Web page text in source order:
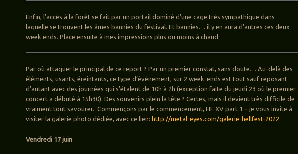
Enfin, l’accès à la forêt se fait par un portail dominé d’une cage très sympathique dans
laquelle se trouvent les âmes bannies du festival. Et bannies… il y en aura d’autres ces deux
week ends. Place ensuite à mes impressions plus ou moins à chaud.
Par où attaquer le principal de ce report ? Par un premier constat, sans doute… Au-delà des
éléments, usants, éreintants, ce type d’évènement, sur 2 week-ends est tout sauf reposant
d’autant avec des journées qui s’étalent de 10h à 2h (exception faite du jeudi 23 où le premier
concert a débuté à 15h30). Des souvenirs plein la tête ? Certes, mais il devient très difficile de
vraiment tout savourer. Commençons par le commencement, HF XV part 1 – je vous invite à
visiter la galerie photo dédiée, avec ce lien: http://metal-eyes.com/galerie-hellfest-2022
Vendredi 17 juin